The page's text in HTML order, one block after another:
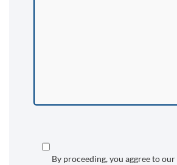
By proceeding, you aggree to our